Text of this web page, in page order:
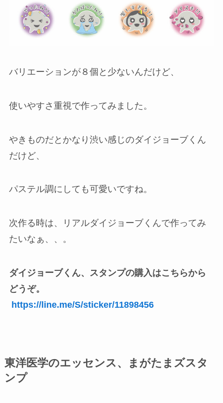
バリエーションが８個と少ないんだけど、
使いやすさ重視で作ってみました。
やきものだとかなり渋い感じのダイジョーブくん
だけど、
パステル調にしても可愛いですね。
次作る時は、リアルダイジョーブくんで作ってみ
たいなぁ、、。
ダイジョーブくん、スタンプの購入はこちらから
どうぞ。
https://line.me/S/sticker/11898456
東洋医学のエッセンス、まがたまズスタ
ンプ